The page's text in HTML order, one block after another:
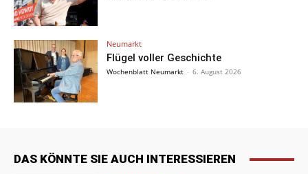
Neumarkt
Flügel voller Geschichte
Wochenblatt Neumarkt - 6. August 2026
DAS KÖNNTE SIE AUCH INTERESSIEREN